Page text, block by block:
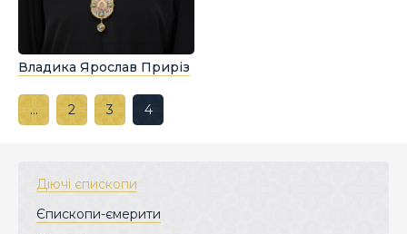
Владика Ярослав Приріз
… 2 3 4
Діючі єпископи
Єпископи-ємерити